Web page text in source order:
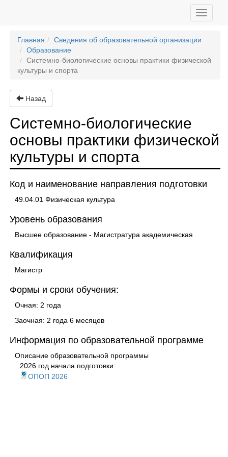
Toggle
Главная
Сведения об образовательной организации
Образование
Системно-биологические основы практики физической
культуры и спорта
Назад
Системно-биологические
основы практики физической
культуры и спорта
Код и наименование направления подготовки
49.04.01 Физическая культура
Уровень образования
Высшее образование - Магистратура академическая
Квалификация
Магистр
Формы и сроки обучения:
Очная: 2 года
Заочная: 2 года 6 месяцев
Информация по образовательной программе
Описание образовательной программы
2026 год начала подготовки:
ОПОП 2026